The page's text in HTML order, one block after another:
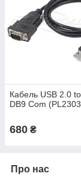
Кабель USB 2.0
DB9 Com
680 ₴
Про нас